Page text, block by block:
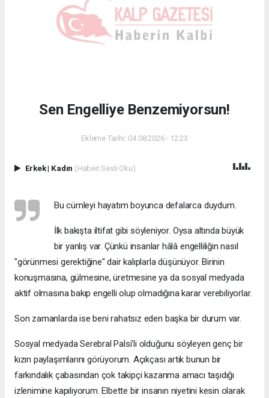
Sen Engelliye Benzemiyorsun!
Ekleme Tarihi: 04.08.2026 - 12:23
Erkek| Kadın (Haberi Sesli Oku)
Bu cümleyi hayatım boyunca defalarca duydum.
İlk bakışta iltifat gibi söyleniyor. Oysa altında büyük
bir yanlış var. Çünkü insanlar hâlâ engelliliğin nasıl
"görünmesi gerektiğine" dair kalıplarla düşünüyor. Birinin
konuşmasına, gülmesine, üretmesine ya da sosyal medyada
aktif olmasına bakıp engelli olup olmadığına karar verebiliyorlar.
Son zamanlarda ise beni rahatsız eden başka bir durum var.
Sosyal medyada Serebral Palsi'li olduğunu söyleyen genç bir
kızın paylaşımlarını görüyorum. Açıkçası artık bunun bir
farkındalık çabasından çok takipçi kazanma amacı taşıdığı
izlenimine kapılıyorum. Elbette bir insanın niyetini kesin olarak